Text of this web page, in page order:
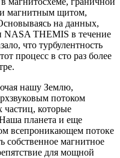
магнитным щитом,
на данных,
NASA THEMIS в течение
что турбулентность
процесс в сто раз более
нашу Землю,
потоком
частиц, которые
планета и еще
всепроникающем потоке
собственное магнитное
для мощной